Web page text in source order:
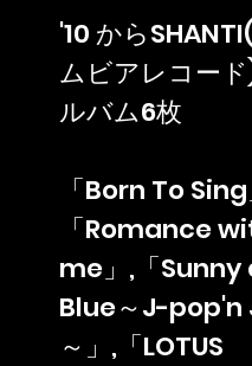
'10 から
ムビアレコー
ルバム6枚
「Born To
「Romance
me」,「Sunny
Blue～J-pop'n
～」,「LOTUS